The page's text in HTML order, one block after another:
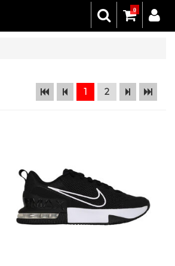
0
1 2